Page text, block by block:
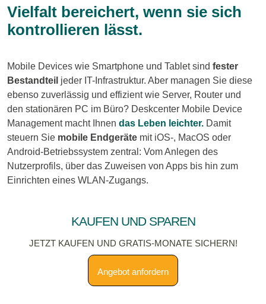
Vielfalt bereichert, wenn sie sich
kontrollieren lässt.
Mobile Devices wie Smartphone und Tablet sind fester
Bestandteil jeder IT-Infrastruktur. Aber managen Sie diese
ebenso zuverlässig und effizient wie Server, Router und
den stationären PC im Büro? Deskcenter Mobile Device
Management macht Ihnen das Leben leichter. Damit
steuern Sie mobile Endgeräte mit iOS-, MacOS oder
Android-Betriebssystem zentral: Vom Anlegen des
Nutzerprofils, über das Zuweisen von Apps bis hin zum
Einrichten eines WLAN-Zugangs.
KAUFEN UND SPAREN
Jetzt kaufen und Gratis-Monate sichern!
Angebot anfordern